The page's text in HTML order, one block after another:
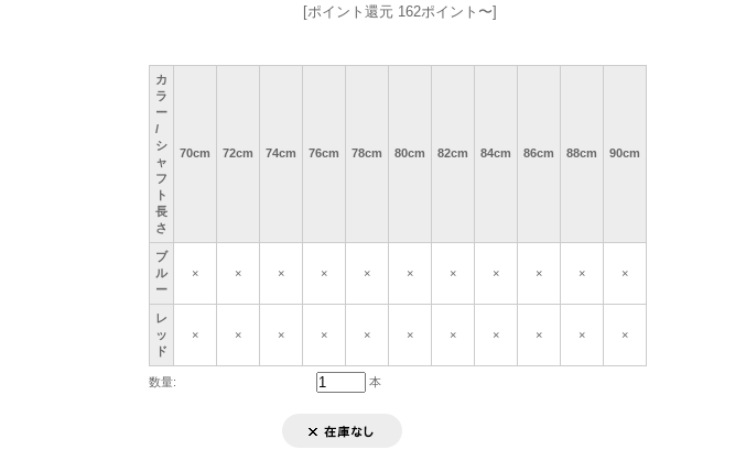
[ポイント還元 162ポイント〜]
カ
ラ
ー
/
シ
ャ
フ
ト
長
さ
70cm 72cm 74cm 76cm 78cm 80cm 82cm 84cm 86cm 88cm 90cm
ブ
ル
ー
× × × × × × × × × × ×
レ
ッ
ド
× × × × × × × × × × ×
数量: 本